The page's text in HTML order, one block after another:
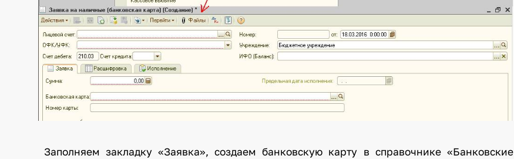
Заполняем закладку «Заявка», создаем банковскую карту в справочнике «Банковские